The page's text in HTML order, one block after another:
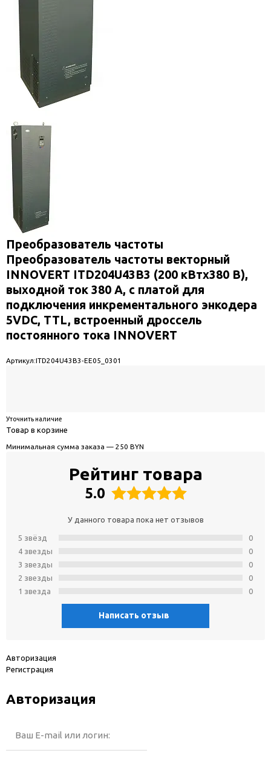
Преобразователь частоты
Преобразователь частоты векторный
INNOVERT ITD204U43B3 (200 кВтx380 В),
выходной ток 380 А, с платой для
подключения инкрементального энкодера
5VDC, TTL, встроенный дроссель
постоянного тока INNOVERT
Артикул:ITD204U43B3-EE05_0301
Уточнить наличие
Товар в корзине
Минимальная сумма заказа — 250 BYN
Рейтинг товара
5.0
У данного товара пока нет отзывов
5 звёзд
4 звeзды
3 звeзды
2 звeзды
1 звeзда
0
0
0
0
0
Написать отзыв
Авторизация
Регистрация
Авторизация
Ваш E-mail или логин: